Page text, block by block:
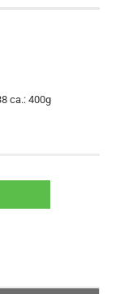
ca.: 400g